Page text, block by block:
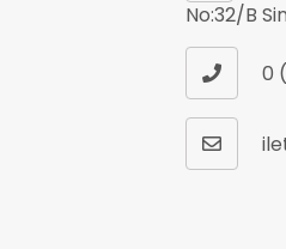
No:32/B
0